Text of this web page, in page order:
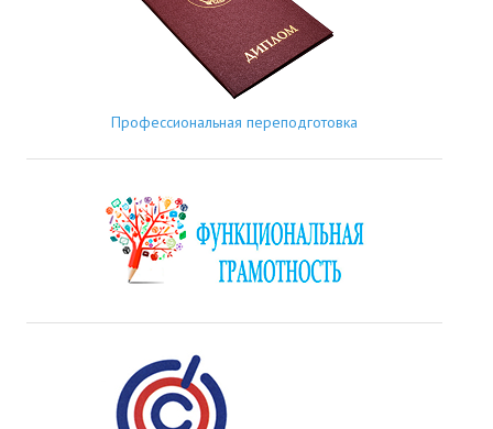
Профессиональная переподготовка